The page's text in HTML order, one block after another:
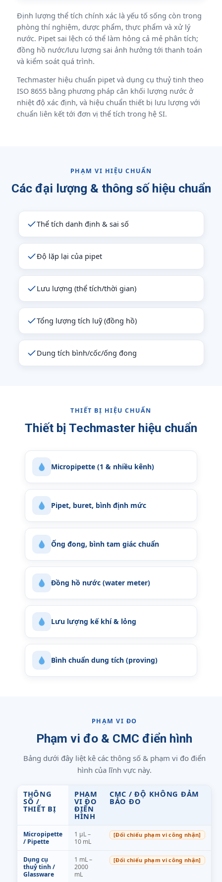
Định lượng thể tích chính xác là yếu tố sống còn trong
phòng thí nghiệm, dược phẩm, thực phẩm và xử lý
nước. Pipet sai lệch có thể làm hỏng cả mẻ phân tích;
đồng hồ nước/lưu lượng sai ảnh hưởng tới thanh toán
và kiểm soát quá trình.
Techmaster hiệu chuẩn pipet và dụng cụ thuỷ tinh theo
ISO 8655 bằng phương pháp cân khối lượng nước ở
nhiệt độ xác định, và hiệu chuẩn thiết bị lưu lượng với
chuẩn liên kết tới đơn vị thể tích trong hệ SI.
PHẠM VI HIỆU CHUẨN
Các đại lượng & thông số hiệu chuẩn
Thể tích danh định & sai số
Độ lặp lại của pipet
Lưu lượng (thể tích/thời gian)
Tổng lượng tích luỹ (đồng hồ)
Dung tích bình/cốc/ống đong
THIẾT BỊ HIỆU CHUẨN
Thiết bị Techmaster hiệu chuẩn
Micropipette (1 & nhiều kênh)
Pipet, buret, bình định mức
Ống đong, bình tam giác chuẩn
Đồng hồ nước (water meter)
Lưu lượng kế khí & lỏng
Bình chuẩn dung tích (proving)
PHẠM VI ĐO
Phạm vi đo & CMC điển hình
Bảng dưới đây liệt kê các thông số & phạm vi đo điển
hình của lĩnh vực này.
THÔNG
SỐ /
THIẾT BỊ
PHẠM
VI ĐO
ĐIỂN
HÌNH
CMC / ĐỘ KHÔNG ĐẢM
BẢO ĐO
Micropipette
/ Pipette
1 µL –
10 mL
[Đối chiếu phạm vi công nhận]
Dụng cụ
thuỷ tinh /
Glassware
1 mL –
2000
mL
[Đối chiếu phạm vi công nhận]